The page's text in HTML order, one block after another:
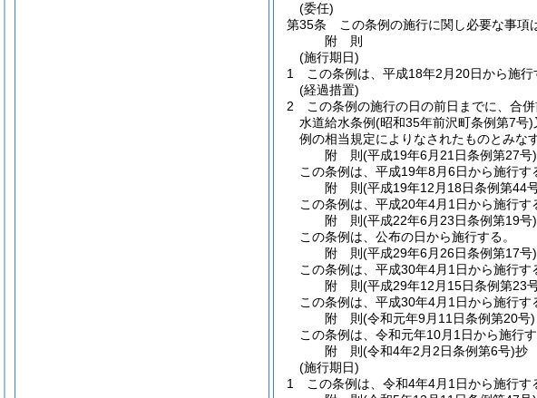
(委任)
第35条
この条例の施行に関し必要な事項
附 則
(施行期日)
1
この条例は、平成18年2月20日から施行
(経過措置)
2
この条例の施行の日の前日までに、合
水道給水条例(昭和35年前沢町条例第7号)
例の相当規定によりなされたものとみなす
附 則(平成19年6月21日条例第27号)
この条例は、平成19年8月6日から施行す
附 則(平成19年12月18日条例第44
この条例は、平成20年4月1日から施行す
附 則(平成22年6月23日条例第19号)
この条例は、公布の日から施行する。
附 則(平成29年6月26日条例第17号)
この条例は、平成30年4月1日から施行す
附 則(平成29年12月15日条例第23
この条例は、平成30年4月1日から施行す
附 則(令和元年9月11日条例第20号)
この条例は、令和元年10月1日から施行す
附 則(令和4年2月2日条例第6号)抄
(施行期日)
1
この条例は、令和4年4月1日から施行す